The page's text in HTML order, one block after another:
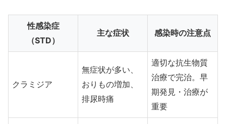
性感染症
（STD）
主な症状 感染時の注意点
クラミジア
無症状が多い、
おりもの増加、
排尿時痛
適切な抗生物質
治療で完治。早
期発見・治療が
重要